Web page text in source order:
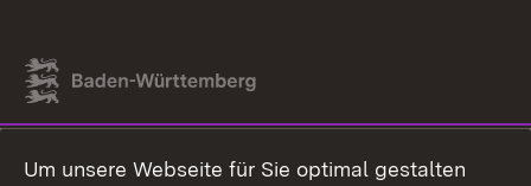
Link zum Landesportal
Um unsere Webseite für Sie optimal gestalten